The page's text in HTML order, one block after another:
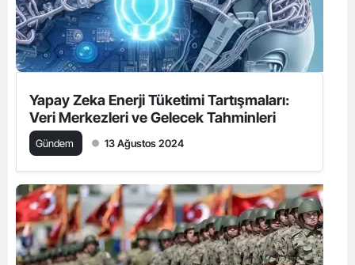
Yapay Zeka Enerji Tüketimi Tartışmaları:
Veri Merkezleri ve Gelecek Tahminleri
Gündem 13 Ağustos 2024